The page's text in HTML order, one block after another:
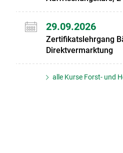
29.09.2026
Zertifikatslehrgang
Direktvermarktung
alle Kurse Forst- und